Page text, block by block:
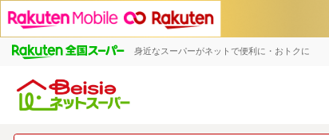
身近なスーパーがネットで便利に・おトクに